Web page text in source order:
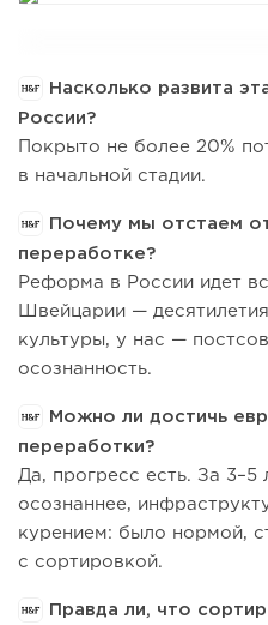
Насколько развита
России?
Покрыто не более 20%
в начальной стадии.
Почему мы отстаем
переработке?
Реформа в России идет
Швейцарии —
культуры, у нас —
осознанность.
Можно ли достичь
переработки?
Да, прогресс есть. За 3–5
осознаннее,
курением: было нормой,
с сортировкой.
Правда ли, что